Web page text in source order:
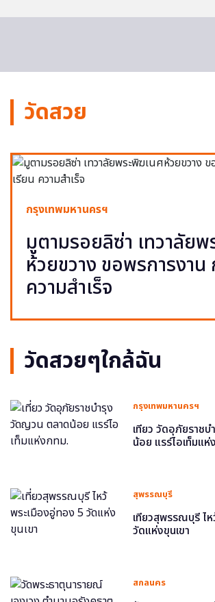
วัดสวย
กรุงเทพมหานครฯ
มูตามรอยลิซ่า เทวาลัยพ
ห้วยขวาง ขอพรการงาน
ความสำเร็จ
วัดสวยๆใกล้ฉัน
กรุงเทพมหานครฯ
เที่ยว วัดอุภัยราช
น้อย แรร์ไอเท็มแห่
สุพรรณบุรี
เที่ยวสุพรรณบุรี ไ
วัดแห่งขุนเขา
สกลนคร